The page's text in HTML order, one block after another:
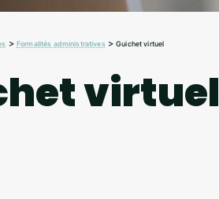
>Formalités administratives>Guichet virtuel
virtuel